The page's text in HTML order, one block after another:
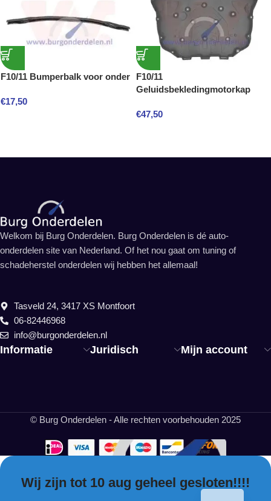
F10/11 Bumperbalk voor onder
€17,50
F10/11
Geluidsbekledingmotorkap
€47,50
Informatie Juridisch Mijn account
Welkom bij Burg Onderdelen. Burg Onderdelen is dé auto-
onderdelen site van Nederland. Of het nou gaat om tuning of
schadeherstel onderdelen wij hebben het allemaal!
Tasveld 24, 3417 XS Montfoort
06-82446968
info@burgonderdelen.nl
© Burg Onderdelen - Alle rechten voorbehouden 2025
Wij zijn tot 10 aug geheel gesloten!!!!
EN